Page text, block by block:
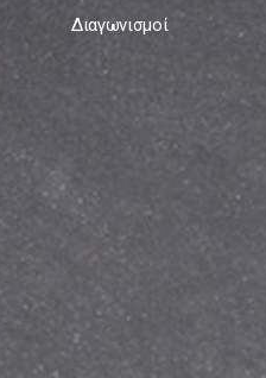
Διαγωνισμοί